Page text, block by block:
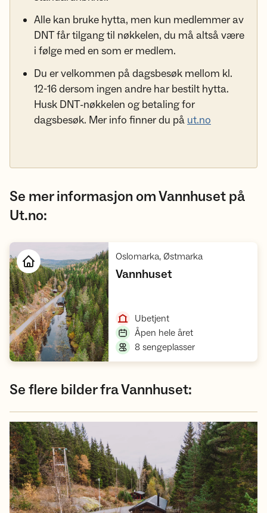
Alle kan bruke hytta, men kun medlemmer av
DNT får tilgang til nøkkelen, du må altså være
i følge med en som er medlem.
Du er velkommen på dagsbesøk mellom kl.
12-16 dersom ingen andre har bestilt hytta.
Husk DNT-nøkkelen og betaling for
dagsbesøk. Mer info finner du på ut.no
Se mer informasjon om Vannhuset på
Ut.no:
Oslomarka, Østmarka,
Vannhuset
Ubetjent,
Åpen hele året,
8 sengeplasser,
Se flere bilder fra Vannhuset: